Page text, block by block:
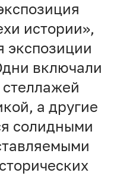
истории»,
экспозиции
включали
стеллажей
а другие
солидными